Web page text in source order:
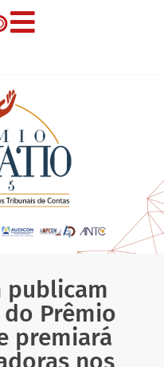
publicam
Prêmio
premiará